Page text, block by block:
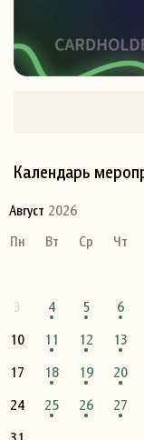
Календарь
Август 2026
Пн
Вт Ср Чт
3
4 5 6
10
11 12 13
17
18 19 20
24
25 26 27